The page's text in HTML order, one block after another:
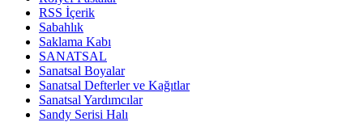
RSS İçerik
Sabahlık
Saklama Kabı
SANATSAL
Sanatsal Boyalar
Sanatsal Defterler ve Kağıtlar
Sanatsal Yardımcılar
Sandy Serisi Halı